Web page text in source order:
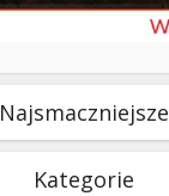
Najsmaczniejsze
Kategorie